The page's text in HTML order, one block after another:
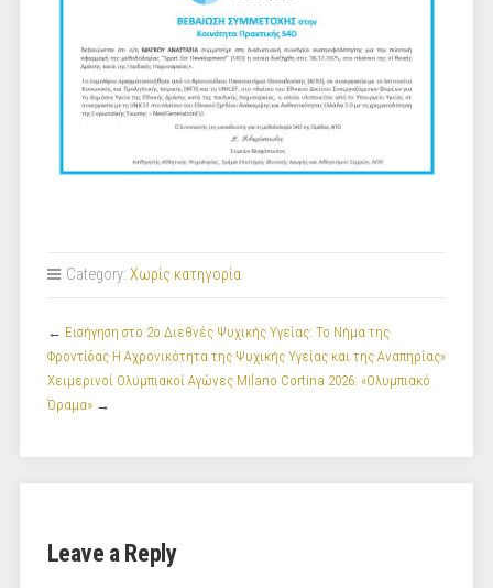
Category: Χωρίς κατηγορία
← Εισήγηση στο 2ο Διεθνές Ψυχικής Υγείας: Το Νήμα της
Φροντίδας Η Αχρονικότητα της Ψυχικής Υγείας και της Αναπηρίας»
Χειμερινοί Ολυμπιακοί Αγώνες Milano Cortina 2026: «Ολυμπιακό
Όραμα»→
Leave a Reply